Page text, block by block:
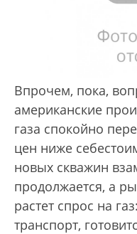
Впрочем, пока,
американские
газа спокойно
цен ниже
новых скважин
продолжается, а
растет спрос на
транспорт,